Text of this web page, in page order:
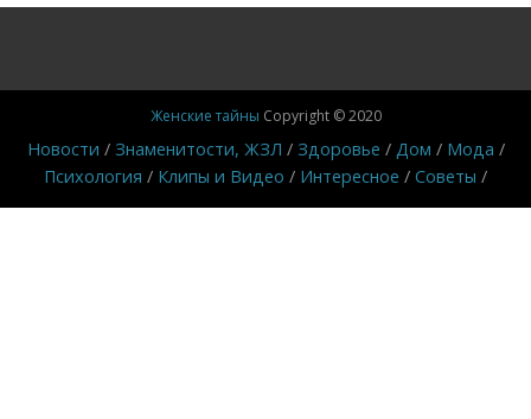
Женские тайны Copyright © 2020
Новости Знаменитости, ЖЗЛ Здоровье Дом
Мода
Психология
Клипы и Видео Интересное Советы